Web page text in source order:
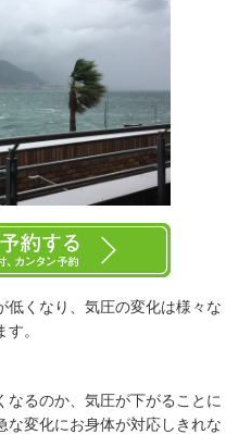
低くなり、気圧の変化は様々な
。
なるのか、気圧が下がることに
な変化にお身体が対応しきれな